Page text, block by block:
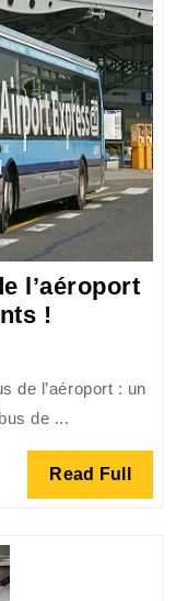
l’aéroport
!
bus
de
l’aéroport
:
de l’aéroport : un
de ...
Read Full Read
Full